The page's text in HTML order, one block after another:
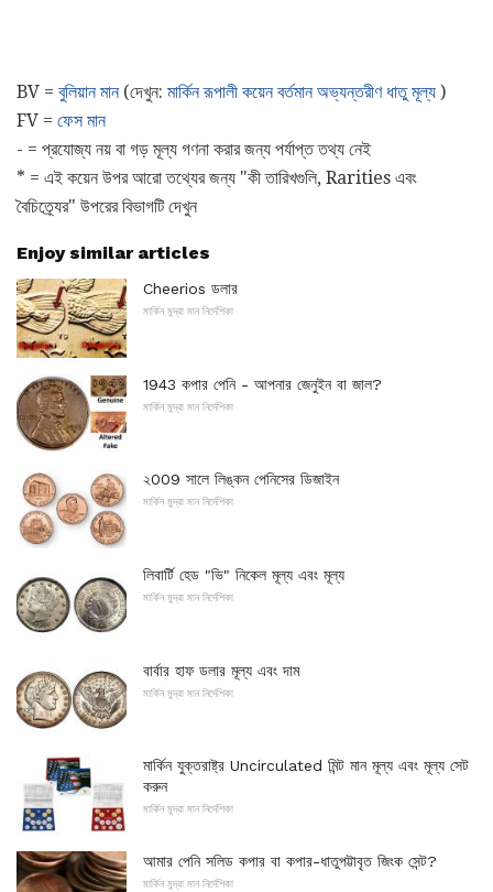
BV = বুলিয়ান মান(দেখুন: মার্কিন রূপালী কয়েন বর্তমান অভ্যন্তরীণ ধাতু মূল্য )
FV = ফেস মান
- = প্রযোজ্য নয় বা গড় মূল্য গণনা করার জন্য পর্যাপ্ত তথ্য নেই
* = এই কয়েন উপর আরো তথ্যের জন্য "কী তারিখগুলি, Rarities এবং
বৈচিত্র্যের" উপরের বিভাগটি দেখুন
Enjoy similar articles
Cheerios ডলার
মার্কিন মুদ্রা মান নির্দেশিকা
1943 কপার পেনি - আপনার জেনুইন বা জাল?
মার্কিন মুদ্রা মান নির্দেশিকা
২009 সালে লিঙ্কন পেনিসের ডিজাইন
মার্কিন মুদ্রা মান নির্দেশিকা
লিবার্টি হেড "ভি" নিকেল মূল্য এবং মূল্য
মার্কিন মুদ্রা মান নির্দেশিকা
বার্বার হাফ ডলার মূল্য এবং দাম
মার্কিন মুদ্রা মান নির্দেশিকা
মার্কিন যুক্তরাষ্ট্র Uncirculated মিন্ট মান মূল্য এবং মূল্য সেট
করুন
মার্কিন মুদ্রা মান নির্দেশিকা
আমার পেনি সলিড কপার বা কপার-ধাতুপট্টাবৃত জিংক সেন্ট?
মার্কিন মুদ্রা মান নির্দেশিকা